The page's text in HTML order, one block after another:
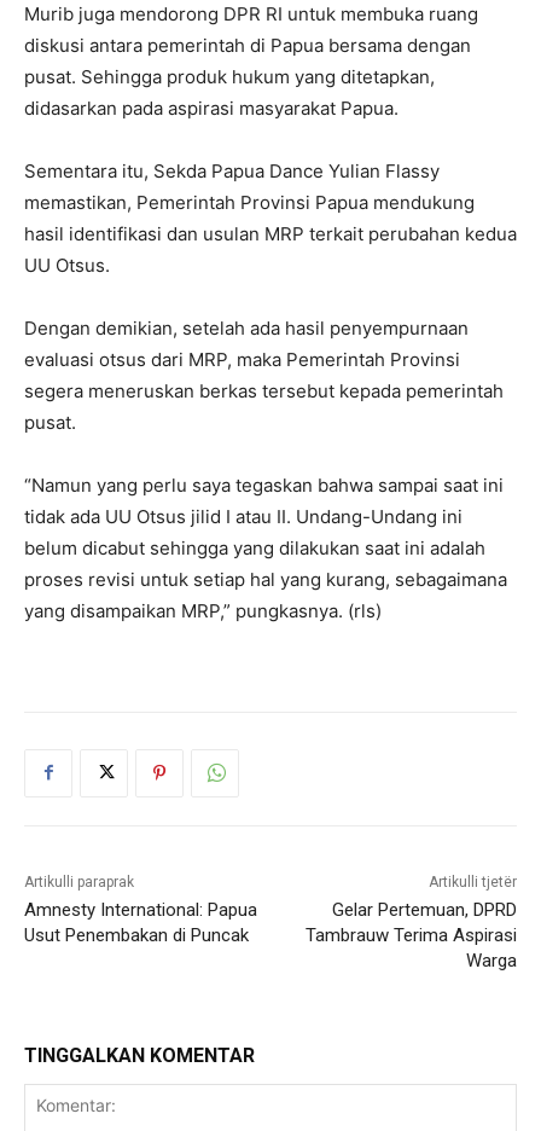
Murib juga mendorong DPR RI untuk membuka ruang
diskusi antara pemerintah di Papua bersama dengan
pusat. Sehingga produk hukum yang ditetapkan,
didasarkan pada aspirasi masyarakat Papua.
Sementara itu, Sekda Papua Dance Yulian Flassy
memastikan, Pemerintah Provinsi Papua mendukung
hasil identifikasi dan usulan MRP terkait perubahan kedua
UU Otsus.
Dengan demikian, setelah ada hasil penyempurnaan
evaluasi otsus dari MRP, maka Pemerintah Provinsi
segera meneruskan berkas tersebut kepada pemerintah
pusat.
“Namun yang perlu saya tegaskan bahwa sampai saat ini
tidak ada UU Otsus jilid I atau II. Undang-Undang ini
belum dicabut sehingga yang dilakukan saat ini adalah
proses revisi untuk setiap hal yang kurang, sebagaimana
yang disampaikan MRP,” pungkasnya. (rls)
Artikulli paraprak
Amnesty International: Papua
Usut Penembakan di Puncak
Artikulli tjetër
Gelar Pertemuan, DPRD
Tambrauw Terima Aspirasi
Warga
TINGGALKAN KOMENTAR